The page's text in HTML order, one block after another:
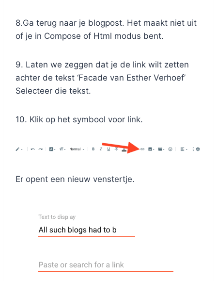
8.Ga terug naar je blogpost. Het maakt niet uit
of je in Compose of Html modus bent.
9. Laten we zeggen dat je de link wilt zetten
achter de tekst ‘Facade van Esther Verhoef’
Selecteer die tekst.
10. Klik op het symbool voor link.
Er opent een nieuw venstertje.